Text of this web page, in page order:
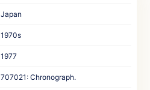
Japan‎ ‎
1970s
1977
707021: Chronograph.‎ ‎